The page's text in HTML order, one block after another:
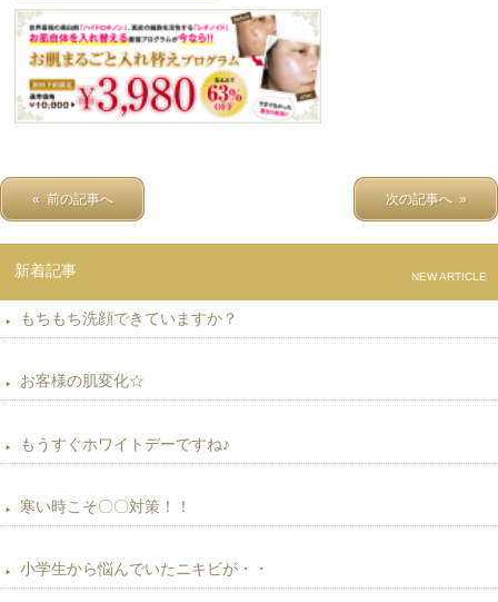
« 前の記事へ 次の記事へ »
新着記事 NEW ARTICLE
もちもち洗顔できていますか？
お客様の肌変化☆
もうすぐホワイトデーですね♪
寒い時こそ〇〇対策！！
小学生から悩んでいたニキビが・・